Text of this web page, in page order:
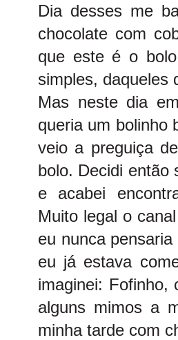
Dia desses me
chocolate com
que este é o
simples, daqueles
Mas neste dia
queria um bolinho
veio a preguiça
bolo. Decidi então
e acabei
Muito legal o
eu nunca
eu já estava
imaginei: Fofinho,
alguns mimos a
minha tarde com